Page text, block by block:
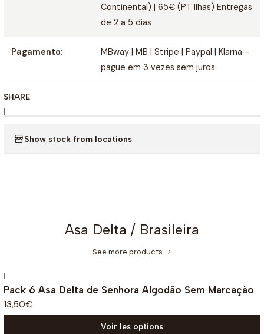
Continental) | 65€ (PT Ilhas) Entregas
de 2 a 5 dias
Pagamento:
MBway | MB | Stripe | Paypal | Klarna -
pague em 3 vezes sem juros
SHARE
|
Show stock from locations
Asa Delta / Brasileira
See more products
|
Pack 6 Asa Delta de Senhora Algodão Sem Marcação
13,50€
Voir les options